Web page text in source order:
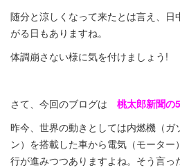
随分と涼しくなって来たとは言え、
がる日もありますね。
体調崩さない様に気を付けましょう!
さて、今回のブログは 桃太郎新聞の
昨今、世界の動きとしては内燃機（ガ
ン）を搭載した車から電気（モータ
行が進みつつありますよね。そう言っ